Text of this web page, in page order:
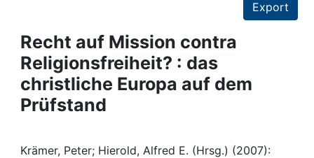
Projects
People
Institutions
Awards
Export
Recht auf Mission contra
Religionsfreiheit? : das
christliche Europa auf dem
Prüfstand
Krämer, Peter; Hierold, Alfred E. (Hrsg.) (2007):